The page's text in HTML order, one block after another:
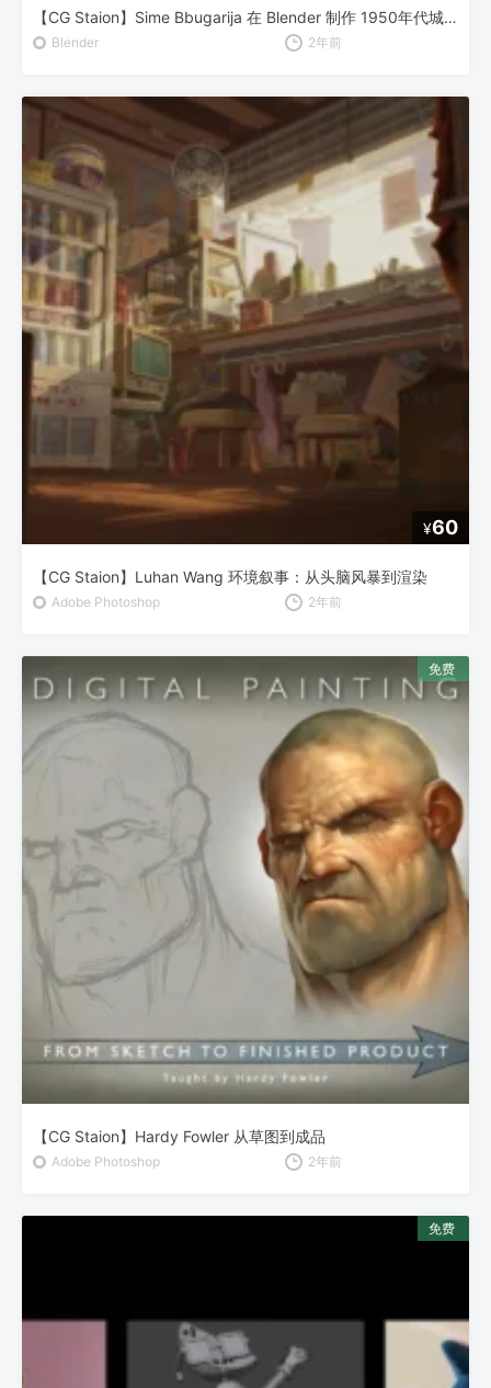
【CG Staion】Sime Bbugarija 在 Blender 制作 1950年代城市与汽车动画
Blender 2年前
¥60
【CG Staion】Luhan Wang 环境叙事：从头脑风暴到渲染
Adobe Photoshop 2年前
【CG Staion】Hardy Fowler 从草图到成品
Adobe Photoshop 2年前